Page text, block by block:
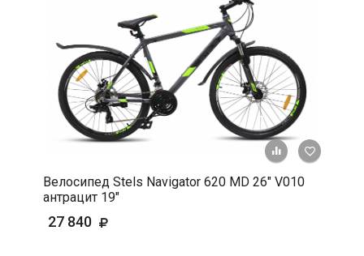
+ К
Велосипед Stels Navigator 620 MD 26" V010
антрацит 19"
27 840